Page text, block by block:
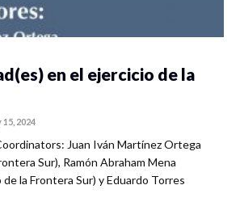
en el ejercicio de la
15, 2024
Juan Iván Martínez Ortega
Sur), Ramón Abraham Mena
de la Frontera Sur) y Eduardo Torres